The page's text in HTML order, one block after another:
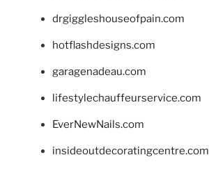
drgiggleshouseofpain.com
hotflashdesigns.com
garagenadeau.com
lifestylechauffeurservice.com
EverNewNails.com
insideoutdecoratingcentre.com